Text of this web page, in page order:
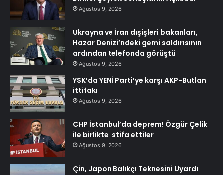
Ağustos 9, 2026
Ukrayna ve İran dışişleri bakanları,
Hazar Denizi’ndeki gemi saldırısının
ardından telefonda görüştü
Ağustos 9, 2026
YSK’da YENİ Parti’ye karşı AKP-Butlan
ittifakı
Ağustos 9, 2026
CHP İstanbul’da deprem! Özgür Çelik
ile birlikte istifa ettiler
Ağustos 9, 2026
Çin, Japon Balıkçı Teknesini Uyardı